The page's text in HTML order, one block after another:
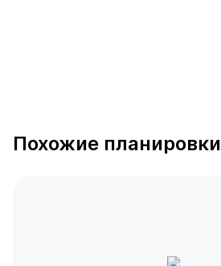
Похожие планировки